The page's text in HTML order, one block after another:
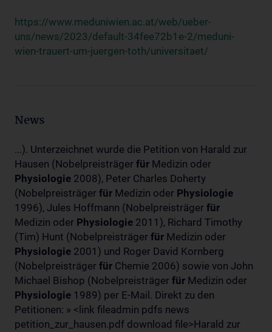
https://www.meduniwien.ac.at/web/ueber-
uns/news/2023/default-34fee72b1e-2/meduni-
wien-trauert-um-juergen-toth/universitaet/
News
...). Unterzeichnet wurde die Petition von Harald zur
Hausen (Nobelpreisträger für Medizin oder
Physiologie 2008), Peter Charles Doherty
(Nobelpreisträger für Medizin oder Physiologie
1996), Jules Hoffmann (Nobelpreisträger für
Medizin oder Physiologie 2011), Richard Timothy
(Tim) Hunt (Nobelpreisträger für Medizin oder
Physiologie 2001) und Roger David Kornberg
(Nobelpreisträger für Chemie 2006) sowie von John
Michael Bishop (Nobelpreisträger für Medizin oder
Physiologie 1989) per E-Mail. Direkt zu den
Petitionen: » <link fileadmin pdfs news
petition_zur_hausen.pdf download file>Harald zur